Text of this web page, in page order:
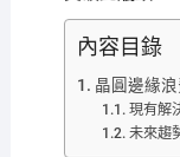
內容目錄
晶圓邊緣
現有解
未來趨